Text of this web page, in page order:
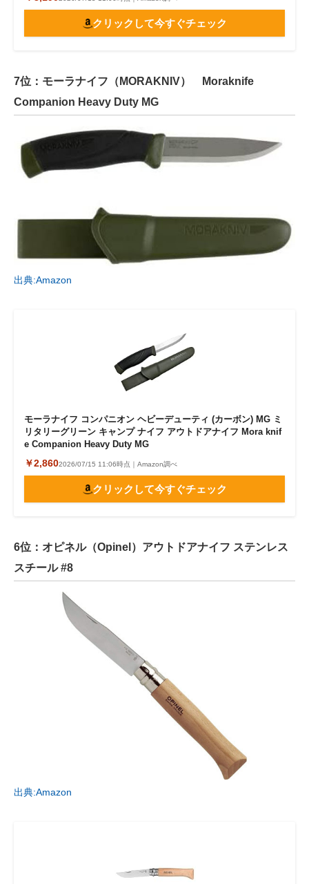
クリックして今すぐチェック
7位：モーラナイフ（MORAKNIV） Moraknife
Companion Heavy Duty MG
出典:Amazon
モーラナイフ コンパニオン ヘビーデューティ (カーボン) MG ミ
リタリーグリーン キャンプ ナイフ アウトドアナイフ Mora knif
e Companion Heavy Duty MG
￥2,8602026/07/15 11:06時点｜Amazon調べ
クリックして今すぐチェック
6位：オピネル（Opinel）アウトドアナイフ ステンレス
スチール #8
出典:Amazon